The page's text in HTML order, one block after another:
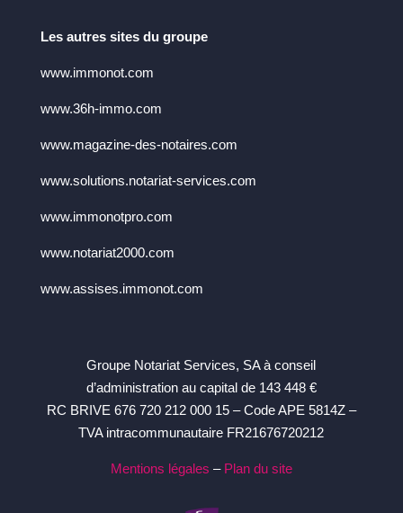
Les autres sites du groupe
www.immonot.com
www.36h-immo.com
www.magazine-des-notaires.com
www.solutions.notariat-services.com
www.immonotpro.com
www.notariat2000.com
www.assises.immonot.com
Groupe Notariat Services, SA à conseil
d’administration au capital de 143 448 €
RC BRIVE 676 720 212 000 15 – Code APE 5814Z –
TVA intracommunautaire FR21676720212
Mentions légales – Plan du site